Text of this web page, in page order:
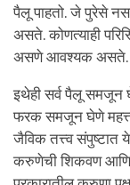
पैलू पाहतो. जे पुरेसे
असते. कोणत्याही
असणे आवश्यक असते.
इथेही सर्व पैलू समजून
फरक समजून घेणे
जैविक तत्त्व संपुष्टात
करुणेची शिकवण आणि